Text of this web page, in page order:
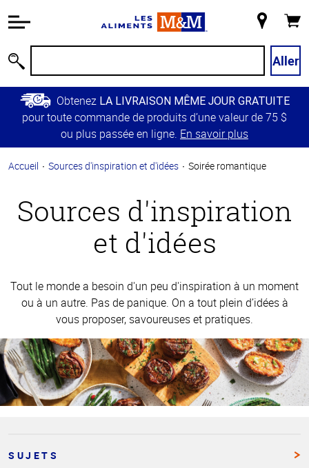
relative à
Passer
contenu
principal
Retour à
principale
magasin
Aller
Obtenez LA LIVRAISON MÊME JOUR GRATUITE
pour toute commande de produits d’une valeur de 75 $
ou plus passée en ligne. En savoir plus
Accueil Sources d'inspiration et d'idées Soirée romantique
Sources d'inspiration
et d'idées
Tout le monde a besoin d'un peu d'inspiration à un moment
ou à un autre. Pas de panique. On a tout plein d’idées à
vous proposer, savoureuses et pratiques.
SUJETS